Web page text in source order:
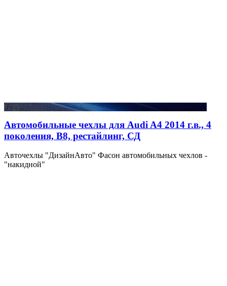
Автомобильные чехлы для Audi A4 2014 г.в., 4
поколения, В8, рестайлинг, СД
Авточехлы "ДизайнАвто" Фасон автомобильных чехлов -
"накидной"